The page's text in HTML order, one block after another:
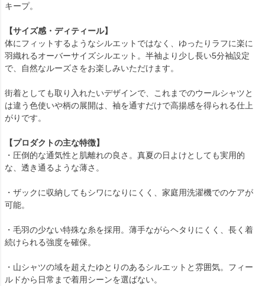
キープ。
【サイズ感・ディティール】
体にフィットするようなシルエットではなく、ゆったりラフに楽に
羽織れるオーバーサイズシルエット。半袖より少し長い5分袖設定
で、自然なルーズさをお楽しみいただけます。
街着としても取り入れたいデザインで、これまでのウールシャツと
は違う色使いや柄の展開は、袖を通すだけで高揚感を得られる仕上
がりです。
【プロダクトの主な特徴】
・圧倒的な通気性と肌離れの良さ。真夏の日よけとしても実用的
な、透き通るような薄さ。
・ザックに収納してもシワになりにくく、家庭用洗濯機でのケアが
可能。
・毛羽の少ない特殊な糸を採用。薄手ながらヘタりにくく、長く着
続けられる強度を確保。
・山シャツの域を超えたゆとりのあるシルエットと雰囲気。フィー
ルドから日常まで着用シーンを選ばない。